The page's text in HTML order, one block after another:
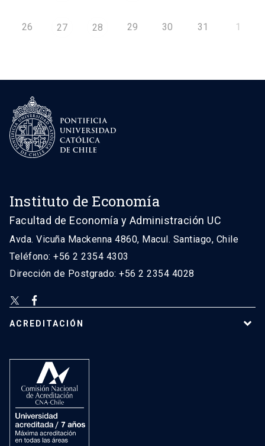
26 27 28 29 30 31 1
Instituto de Economía
Facultad de Economía y Administración UC
Avda. Vicuña Mackenna 4860, Macul. Santiago, Chile
Teléfono: +56 2 2354 4303
Dirección de Postgrado: +56 2 2354 4028
ACREDITACIÓN